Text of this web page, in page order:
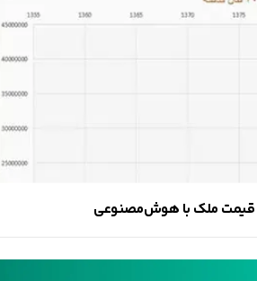
قیمت ملک با هوش‌مصنوعی